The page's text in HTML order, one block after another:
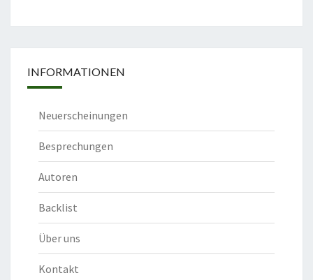
INFORMATIONEN
Neuerscheinungen
Besprechungen
Autoren
Backlist
Über uns
Kontakt